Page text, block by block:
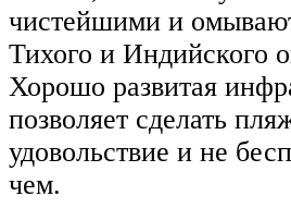
чистейшими и
Тихого и Индийского
Хорошо развитая
позволяет сделать
удовольствие и не
чем.